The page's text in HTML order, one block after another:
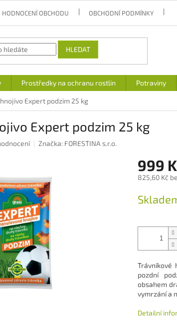
HODNOCENÍ OBCHODU OBCHODNÍ PODMÍNKY
HLEDAT
Prostředky na ochranu rostlin Potraviny
Expert podzim 25 kg
Expert podzim 25 kg
Značka: FORESTINA s.r.o.
999
825,60 Kč
cena:
Trávníkové
pozdní
obsahem
vymrzání a
Detailní